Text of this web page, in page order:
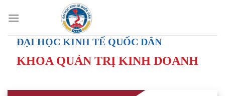
ĐẠI HỌC KINH TẾ QUỐC DÂN
KHOA QUẢN TRỊ KINH DOANH